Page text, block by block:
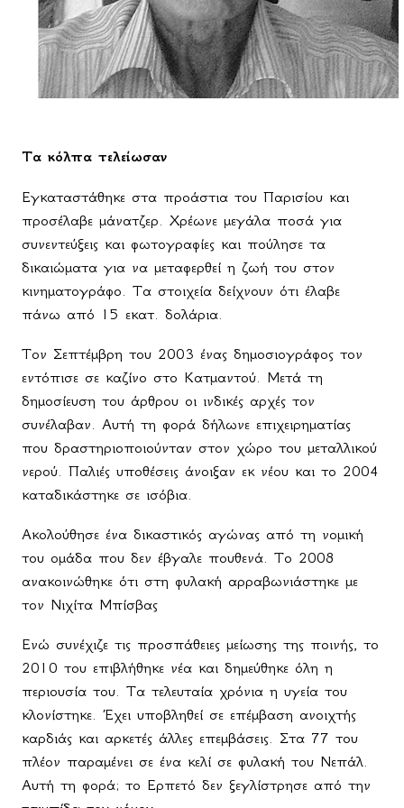
Τα κόλπα τελείωσαν
Εγκαταστάθηκε στα προάστια του Παρισίου και
προσέλαβε μάνατζερ. Χρέωνε μεγάλα ποσά για
συνεντεύξεις και φωτογραφίες και πούλησε τα
δικαιώματα για να μεταφερθεί η ζωή του στον
κινηματογράφο. Τα στοιχεία δείχνουν ότι έλαβε
πάνω από 15 εκατ. δολάρια.
Τον Σεπτέμβρη του 2003 ένας δημοσιογράφος τον
εντόπισε σε καζίνο στο Κατμαντού. Μετά τη
δημοσίευση του άρθρου οι ινδικές αρχές τον
συνέλαβαν. Αυτή τη φορά δήλωνε επιχειρηματίας
που δραστηριοποιούνταν στον χώρο του μεταλλικού
νερού. Παλιές υποθέσεις άνοιξαν εκ νέου και το 2004
καταδικάστηκε σε ισόβια.
Ακολούθησε ένα δικαστικός αγώνας από τη νομική
του ομάδα που δεν έβγαλε πουθενά. Το 2008
ανακοινώθηκε ότι στη φυλακή αρραβωνιάστηκε με
τον Νιχίτα Μπίσβας
Ενώ συνέχιζε τις προσπάθειες μείωσης της ποινής, το
2010 του επιβλήθηκε νέα και δημεύθηκε όλη η
περιουσία του. Τα τελευταία χρόνια η υγεία του
κλονίστηκε. Έχει υποβληθεί σε επέμβαση ανοιχτής
καρδιάς και αρκετές άλλες επεμβάσεις. Στα 77 του
πλέον παραμένει σε ένα κελί σε φυλακή του Νεπάλ.
Αυτή τη φορά; το Ερπετό δεν ξεγλίστρησε από την